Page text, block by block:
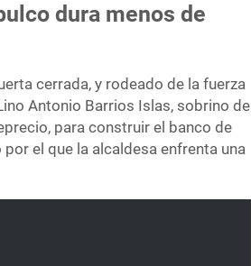
dura menos de
cerrada, y rodeado de la fuerza
Antonio Barrios Islas, sobrino de
para construir el banco de
el que la alcaldesa enfrenta una